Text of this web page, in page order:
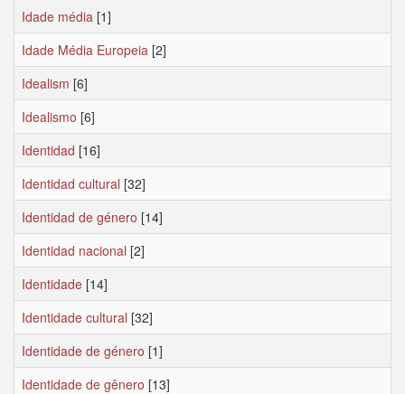
Idade média [1]
Idade Média Europeia [2]
Idealism [6]
Idealismo [6]
Identidad [16]
Identidad cultural [32]
Identidad de género [14]
Identidad nacional [2]
Identidade [14]
Identidade cultural [32]
Identidade de género [1]
Identidade de gênero [13]